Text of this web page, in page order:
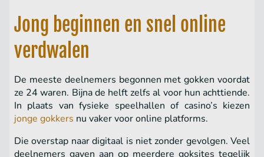
Jong beginnen en snel online
verdwalen
De meeste deelnemers begonnen met gokken voordat
ze 24 waren. Bijna de helft zelfs al voor hun achttiende.
In plaats van fysieke speelhallen of casino’s kiezen
jonge gokkers nu vaker voor online platforms.
Die overstap naar digitaal is niet zonder gevolgen. Veel
deelnemers gaven aan op meerdere goksites tegelijk